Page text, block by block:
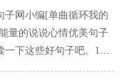
子网小编[单曲循环我的
量的说说心情优美句子
一下这些好句子吧。1、
。2、你离去时 未曾回眸